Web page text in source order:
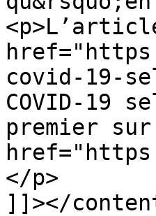
covid-19-
COVID-19
premier sur
</p>
]]></